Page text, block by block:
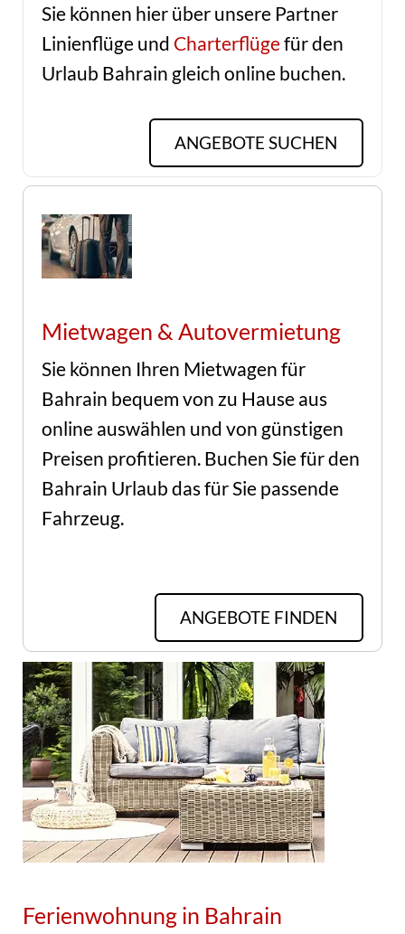
Sie können hier über unsere Partner
Linienflüge und Charterflügefür den
Urlaub Bahrain gleich online buchen.
ANGEBOTE SUCHEN
Mietwagen & Autovermietung
Sie können Ihren Mietwagen für
Bahrain bequem von zu Hause aus
online auswählen und von günstigen
Preisen profitieren. Buchen Sie für den
Bahrain Urlaub das für Sie passende
Fahrzeug.
ANGEBOTE FINDEN
Ferienwohnung in Bahrain